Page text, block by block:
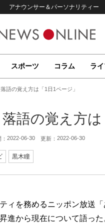
アナウンサー＆パーソナリティー
スポーツ コラム ラ
語の覚え方は「1日1ページ」
語の覚え方は
2022-06-30 更新： 2022-06-30
黒木瞳
ィを務めるニッポン放送
進から現在について語った